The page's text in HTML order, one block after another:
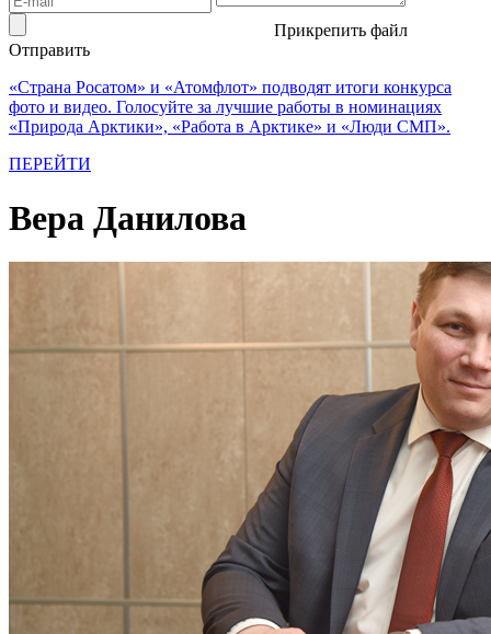
Прикрепить файл
Отправить
«Страна Росатом» и «Атомфлот» подводят итоги конкурса
фото и видео. Голосуйте за лучшие работы в номинациях
«Природа Арктики», «Работа в Арктике» и «Люди СМП».
ПЕРЕЙТИ
Вера Данилова